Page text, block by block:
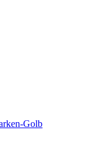
Golb